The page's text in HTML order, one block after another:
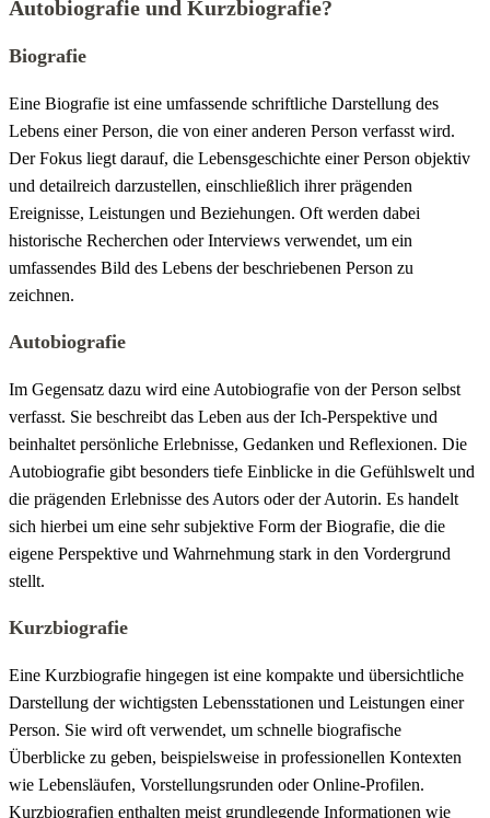
Autobiografie und Kurzbiografie?
Biografie
Eine Biografie ist eine umfassende schriftliche Darstellung des
Lebens einer Person, die von einer anderen Person verfasst wird.
Der Fokus liegt darauf, die Lebensgeschichte einer Person objektiv
und detailreich darzustellen, einschließlich ihrer prägenden
Ereignisse, Leistungen und Beziehungen. Oft werden dabei
historische Recherchen oder Interviews verwendet, um ein
umfassendes Bild des Lebens der beschriebenen Person zu
zeichnen.
Autobiografie
Im Gegensatz dazu wird eine Autobiografie von der Person selbst
verfasst. Sie beschreibt das Leben aus der Ich-Perspektive und
beinhaltet persönliche Erlebnisse, Gedanken und Reflexionen. Die
Autobiografie gibt besonders tiefe Einblicke in die Gefühlswelt und
die prägenden Erlebnisse des Autors oder der Autorin. Es handelt
sich hierbei um eine sehr subjektive Form der Biografie, die die
eigene Perspektive und Wahrnehmung stark in den Vordergrund
stellt.
Kurzbiografie
Eine Kurzbiografie hingegen ist eine kompakte und übersichtliche
Darstellung der wichtigsten Lebensstationen und Leistungen einer
Person. Sie wird oft verwendet, um schnelle biografische
Überblicke zu geben, beispielsweise in professionellen Kontexten
wie Lebensläufen, Vorstellungsrunden oder Online-Profilen.
Kurzbiografien enthalten meist grundlegende Informationen wie